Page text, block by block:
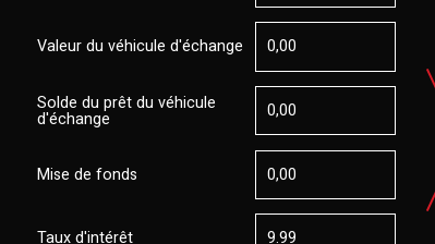
Valeur du véhicule d'échange
Solde du prêt du véhicule
d'échange
Mise de fonds
Taux d'intérêt